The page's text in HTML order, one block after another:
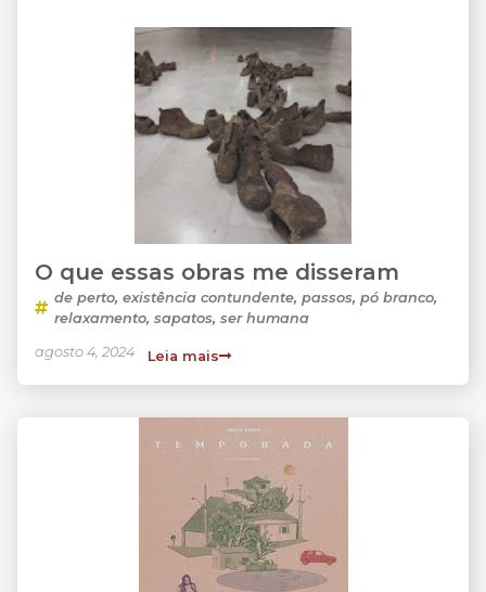
O que essas obras me disseram
de perto, existência contundente, passos, pó branco,
relaxamento, sapatos, ser humana
agosto 4, 2024 Leia mais